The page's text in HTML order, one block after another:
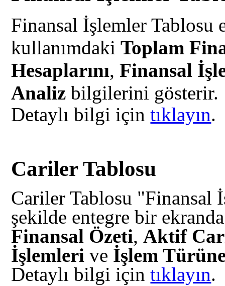
Finansal İşlemler Tablosu
kullanımdakiToplam
Hesaplarını,Finansal
Analizbilgilerini gösterir.
Detaylı bilgi içintıklayın.
Cariler Tablosu
Cariler Tablosu "Finansal
şekilde entegre bir
Finansal Özeti,Aktif
İşlemlerive İşlem
Detaylı bilgi içintıklayın.